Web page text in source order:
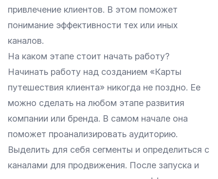
привлечение клиентов. В этом поможет
понимание эффективности тех или иных
каналов.
На каком этапе стоит начать работу?
Начинать работу над созданием «Карты
путешествия клиента» никогда не поздно. Ее
можно сделать на любом этапе развития
компании или бренда. В самом начале она
поможет проанализировать аудиторию.
Выделить для себя сегменты и определиться с
каналами для продвижения. После запуска и